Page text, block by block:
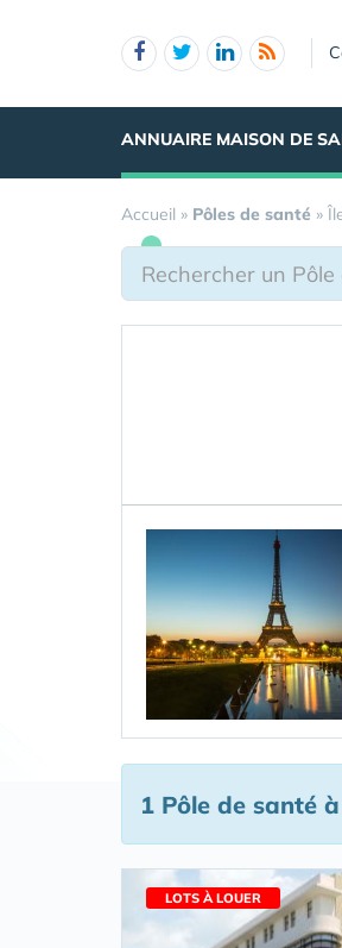
ANNUAIRE MAISON DE
Accueil » Pôles de santé »
1 Pôle de santé
LOTS À LOUER